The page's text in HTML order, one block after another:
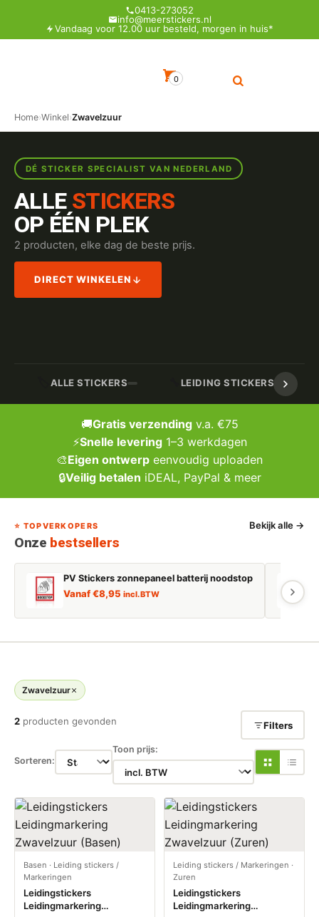
0413-273052
info@meerstickers.nl
Vandaag voor 12.00 uur besteld, morgen in huis*
0
Home›Winkel›Zwavelzuur
DÉ STICKER SPECIALIST VAN NEDERLAND
ALLE STICKERS
OP ÉÉN PLEK
2 producten, elke dag de beste prijs.
DIRECT WINKELEN
ALLE STICKERS LEIDING STICKERS /
🚚Gratis verzendingv.a. €75
⚡Snelle levering1–3 werkdagen
🎨Eigen ontwerp eenvoudig uploaden
🔒Veilig betalen iDEAL, PayPal & meer
⭐ TOPVERKOPERS
Onze bestsellers
Bekijk alle →
PV Stickers zonnepaneel batterij noodstop
Vanaf€8,95 incl. BTW
Zwavelzuur
2 producten gevonden Filters
Sorteren:
Toon prijs:
Basen · Leiding stickers /
Markeringen
Leidingstickers
Leidingmarkering
Leiding stickers / Markeringen ·
Zuren
Leidingstickers
Leidingmarkering